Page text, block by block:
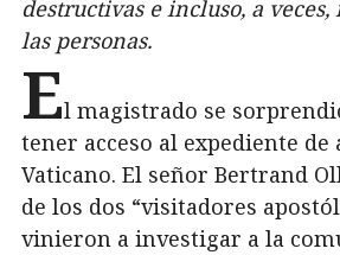
destructivas e incluso, a
las personas.
El magistrado se
tener acceso al expediente de
Vaticano. El señor Bertrand
de los dos “visitadores
vinieron a investigar a la